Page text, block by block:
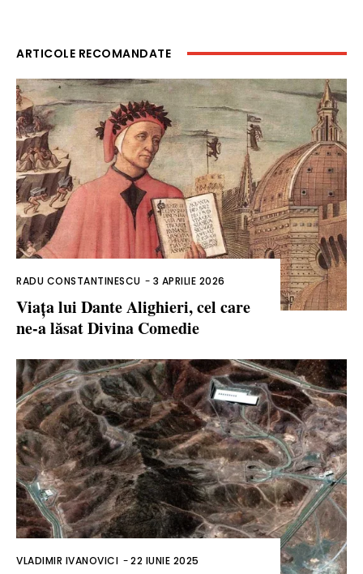
ARTICOLE RECOMANDATE
RADU CONSTANTINESCU - 3 APRILIE 2026
Viața lui Dante Alighieri, cel care
ne-a lăsat Divina Comedie
VLADIMIR IVANOVICI -22 IUNIE 2025